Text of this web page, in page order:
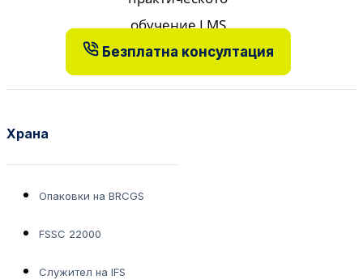
Безплатна консултация
Храна
Опаковки на BRCGS
FSSC 22000
Служител на IFS